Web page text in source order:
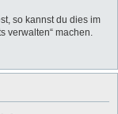
so kannst du dies im
verwalten“ machen.